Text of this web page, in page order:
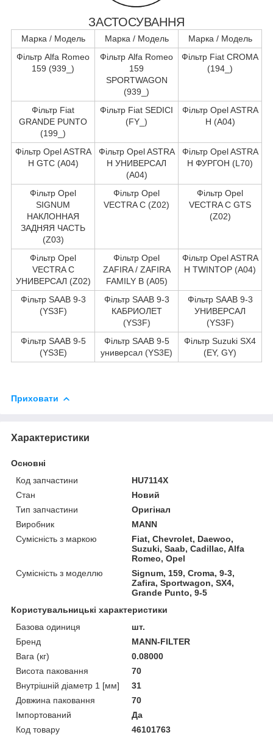
ЗАСТОСУВАННЯ
Марка / Модель Марка / Модель
Марка / Модель
Фільтр Alfa Romeo
159 (939_)
Фільтр Alfa Romeo
159
SPORTWAGON
(939_)
Фільтр Fiat CROMA
(194_)
Фільтр Fiat
GRANDE PUNTO
(199_)
Фільтр Fiat SEDICI
(FY_)
Фільтр Opel ASTRA
H (A04)
Фільтр Opel ASTRA
H GTC (A04)
Фільтр Opel ASTRA
H УНИВЕРСАЛ
(A04)
Фільтр Opel ASTRA
H ФУРГОН (L70)
Фільтр Opel
SIGNUM
НАКЛОННАЯ
ЗАДНЯЯ ЧАСТЬ
(Z03)
Фільтр Opel
VECTRA C (Z02)
Фільтр Opel
VECTRA C GTS
(Z02)
Фільтр Opel
VECTRA C
УНИВЕРСАЛ (Z02)
Фільтр Opel
ZAFIRA / ZAFIRA
FAMILY B (A05)
Фільтр Opel ASTRA
H TWINTOP (A04)
Фільтр SAAB 9-3
(YS3F)
Фільтр SAAB 9-3
КАБРИОЛЕТ
(YS3F)
Фільтр SAAB 9-3
УНИВЕРСАЛ
(YS3F)
Фільтр SAAB 9-5
(YS3E)
Фільтр SAAB 9-5
универсал (YS3E)
Фільтр Suzuki SX4
(EY, GY)
Приховати
Характеристики
Основні
Код запчастини
HU7114X
Стан
Новий
Тип запчастини
Оригінал
Виробник
MANN
Сумісність з маркою
Fiat, Chevrolet, Daewoo,
Suzuki, Saab, Cadillac, Alfa
Romeo, Opel
Сумісність з моделлю
Signum, 159, Croma, 9-3,
Zafira, Sportwagon, SX4,
Grande Punto, 9-5
Користувальницькі характеристики
Базова одиниця
шт.
Бренд
MANN-FILTER
Вага (кг)
0.08000
Висота паковання
70
Внутрішній діаметр 1 [мм]
31
Довжина паковання
70
Імпортований
Да
Код товару
46101763